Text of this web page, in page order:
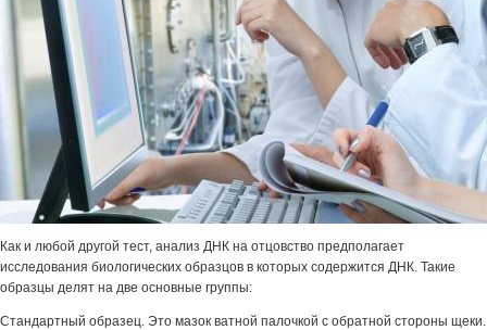
Как и любой другой тест, анализ ДНК на отцовство предполагает
исследования биологических образцов в которых содержится ДНК. Такие
образцы делят на две основные группы:
Стандартный образец. Это мазок ватной палочкой с обратной стороны щеки.